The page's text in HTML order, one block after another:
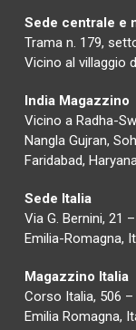
Sede centrale e
Trama n. 179,
Vicino al villaggio
India Magazzino
Vicino a Radha-
Nangla Gujran,
Faridabad,
Sede Italia
Via G. Bernini, 21
Emilia-Romagna,
Magazzino Italia
Corso Italia, 506
Emilia Romagna,